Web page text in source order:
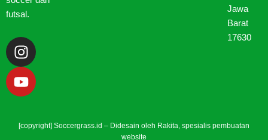
futsal.
I
n
s
t
r
Y
o
u
t
e
Jawa
Barat
17630
[copyright] Soccergrass.id – Didesain oleh Rakita, spesialis pembuatan
website